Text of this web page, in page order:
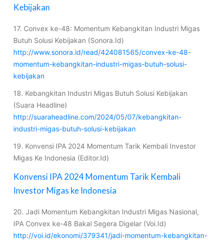
Kebijakan
17. Convex ke-48: Momentum Kebangkitan Industri Migas
Butuh Solusi Kebijakan (Sonora.Id)
http://www.sonora.id/read/424081565/convex-ke-48-
momentum-kebangkitan-industri-migas-butuh-solusi-
kebijakan
18. Kebangkitan Industri Migas Butuh Solusi Kebijakan
(Suara Headline)
http://suaraheadline.com/2024/05/07/kebangkitan-
industri-migas-butuh-solusi-kebijakan
19. Konvensi IPA 2024 Momentum Tarik Kembali Investor
Migas Ke Indonesia (Editor.Id)
Konvensi IPA 2024 Momentum Tarik Kembali
Investor Migas ke Indonesia
20. Jadi Momentum Kebangkitan Industri Migas Nasional,
IPA Convex ke-48 Bakal Segera Digelar (Voi.Id)
http://voi.id/ekonomi/379341/jadi-momentum-kebangkitan-